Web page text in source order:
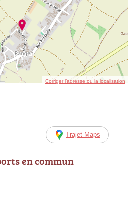
Corriger l’adresse ou la localisation
Trajet Maps
en commun